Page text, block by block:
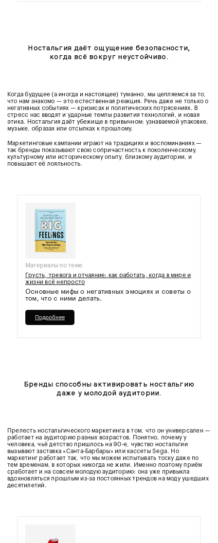
Ностальгия даёт ощущение безопасности,
когда всё вокруг неустойчиво.
Когда будущее (а иногда и настоящее) туманно, мы цепляемся за то,
что нам знакомо — это естественная реакция. Речь даже не только о
негативных событиях — кризисах и политических потрясениях. В
стресс нас вводят и ударные темпы развития технологий, и новая
этика. Ностальгия даёт убежище в привычном: узнаваемой упаковке,
музыке, образах или отсылках к прошлому.
Маркетинговые кампании играют на традициях и воспоминаниях —
так бренды показывают свою сопричастность к поколенческому,
культурному или историческому опыту, близкому аудитории, и
повышают её лояльность.
Материалы по теме
Грусть, тревога и отчаяние: как работать, когда в мире и
жизни всё непросто
Основные мифы о негативных эмоциях и советы о
том, что с ними делать.
Подробнее
Бренды способны активировать ностальгию
даже у молодой аудитории.
Прелесть ностальгического маркетинга в том, что он универсален —
работает на аудиторию разных возрастов. Понятно, почему у
человека, чьё детство пришлось на 90-е, чувство ностальгии
вызывают заставка «Санта-Барбары» или кассеты Sega. Но
маркетинг работает так, что мы можем испытывать тоску даже по
тем временам, в которых никогда не жили. Именно поэтому приём
сработает и на совсем молодую аудиторию: она уже привыкла
вдохновляться прошлым из-за постоянных трендов на моду ушедших
десятилетий.